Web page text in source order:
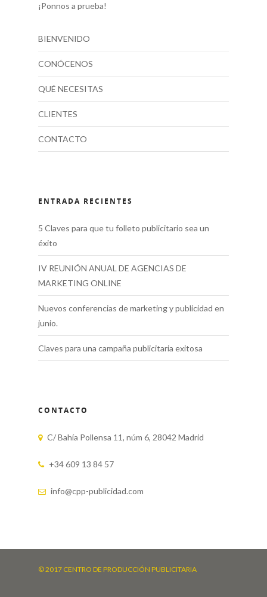
¡Ponnos a prueba!
BIENVENIDO
CONÓCENOS
QUÉ NECESITAS
CLIENTES
CONTACTO
ENTRADA RECIENTES
5 Claves para que tu folleto publicitario sea un
éxito
IV REUNIÓN ANUAL DE AGENCIAS DE
MARKETING ONLINE
Nuevos conferencias de marketing y publicidad en
junio.
Claves para una campaña publicitaria exitosa
CONTACTO
C/ Bahía Pollensa 11, núm 6, 28042 Madrid
+34 609 13 84 57
info@cpp-publicidad.com
© 2017 CENTRO DE PRODUCCIÓN PUBLICITARIA